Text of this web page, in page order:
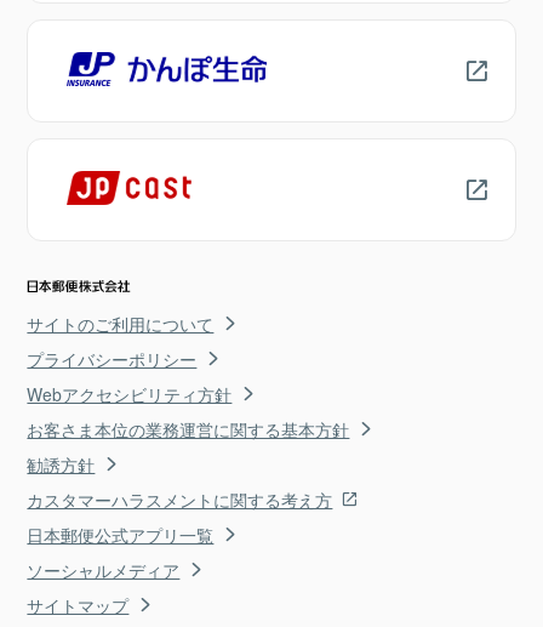
サイトのご利用について
プライバシーポリシー
Webアクセシビリティ方針
お客さま本位の業務運営に関する基本方針
勧誘方針
カスタマーハラスメントに関する考え方
日本郵便公式アプリ一覧
ソーシャルメディア
サイトマップ